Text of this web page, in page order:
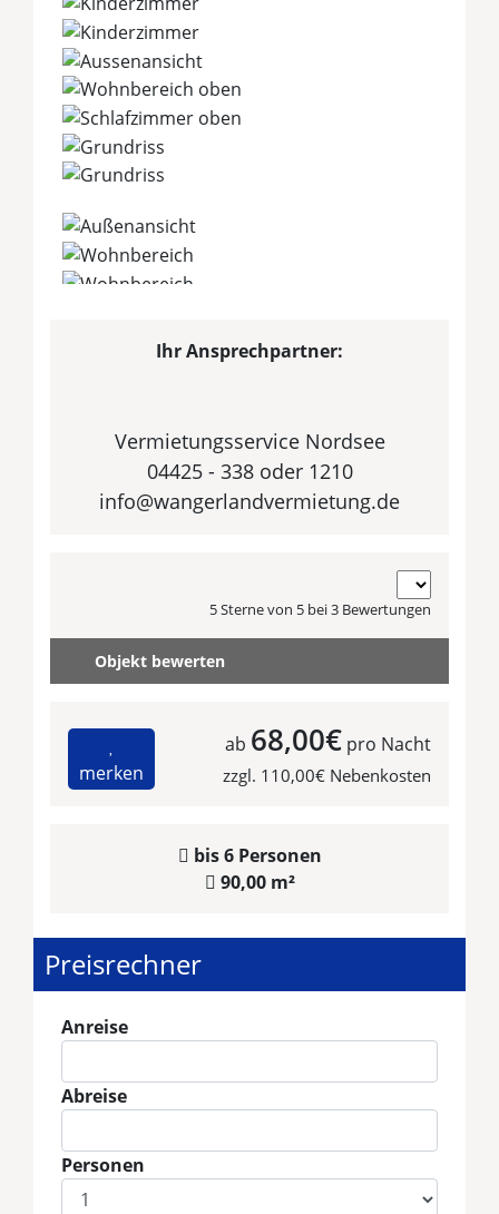
Ihr Ansprechpartner:
Vermietungsservice Nordsee
04425 - 338 oder 1210
info@wangerlandvermietung.de
5 Sterne von 5 bei 3 Bewertungen
Objekt bewerten
merken
ab 68,00€ pro Nacht
zzgl. 110,00€ Nebenkosten
bis 6 Personen
90,00 m²
Preisrechner
Anreise
Abreise
Personen